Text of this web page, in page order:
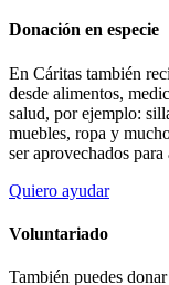
Donación en especie
En Cáritas también
desde alimentos,
salud, por ejemplo:
muebles, ropa y
ser aprovechados
Quiero ayudar
Voluntariado
También puedes